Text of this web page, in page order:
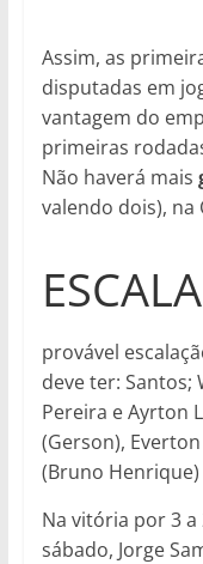
Assim, as
disputadas em
vantagem do
primeiras
Não haverá mais
valendo dois), na
provável
deve ter: Santos;
Pereira e Ayrton
(Gerson),
(Bruno Henrique)
Na vitória por 3
sábado, Jorge